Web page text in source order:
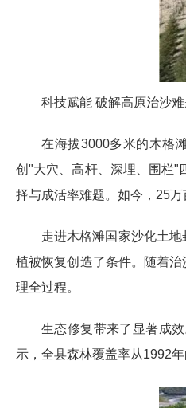
科技赋能 破解高原治沙难
在海拔3000多米的木格
创"大穴、高杆、深埋、围栏
择与成活率难题。如今，25
走进木格滩国家沙化土
植被恢复创造了条件。随着
理全过程。
生态修复带来了显著成
示，全县森林覆盖率从1992